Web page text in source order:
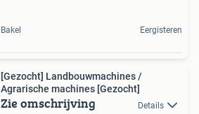
Bakel Eergisteren
[Gezocht] Landbouwmachines /
Agrarische machines [Gezocht]
Zie omschrijving Details